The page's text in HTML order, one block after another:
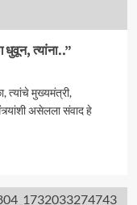
त्यांना..”
त्यांचे मुख्यमंत्री,
असेलला संवाद हे